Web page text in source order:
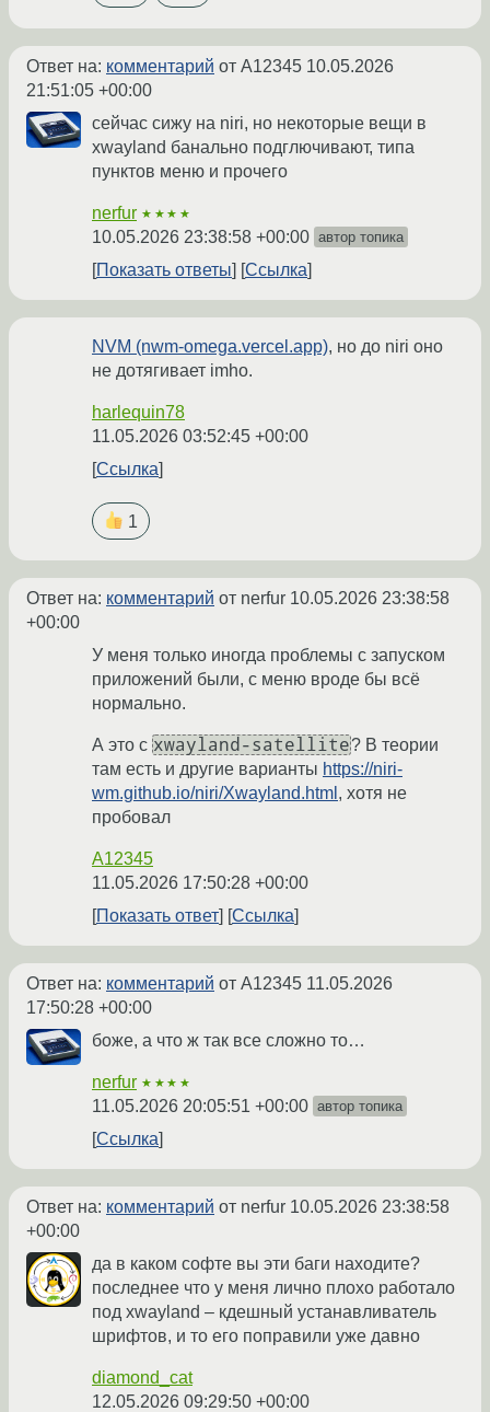
Ответ на: комментарий от A12345 10.05.2026
21:51:05 +00:00
сейчас сижу на niri, но некоторые вещи в
xwayland банально подглючивают, типа
пунктов меню и прочего
nerfur ★★★★
10.05.2026 23:38:58 +00:00 автор топика
Показать ответы Ссылка
NVM (nwm-omega.vercel.app), но до niri оно
не дотягивает imho.
harlequin78
11.05.2026 03:52:45 +00:00
Ссылка
1
Ответ на: комментарий от nerfur 10.05.2026 23:38:58
+00:00
У меня только иногда проблемы с запуском
приложений были, с меню вроде бы всё
нормально.
А это с xwayland-satellite? В теории
там есть и другие варианты https://niri-
wm.github.io/niri/Xwayland.html , хотя не
пробовал
A12345
11.05.2026 17:50:28 +00:00
Показать ответ
Ссылка
Ответ на: комментарий от A12345 11.05.2026
17:50:28 +00:00
боже, а что ж так все сложно то…
nerfur ★★★★
11.05.2026 20:05:51 +00:00 автор топика
Ссылка
Ответ на: комментарий от nerfur 10.05.2026 23:38:58
+00:00
да в каком софте вы эти баги находите?
последнее что у меня лично плохо работало
под xwayland – кдешный устанавливатель
шрифтов, и то его поправили уже давно
diamond_cat
12.05.2026 09:29:50 +00:00